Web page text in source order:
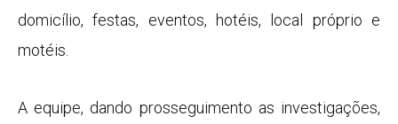
domicílio, festas, eventos, hotéis, local próprio e
motéis.
A equipe, dando prosseguimento as investigações,